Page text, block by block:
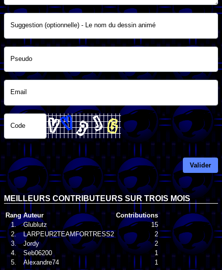
Suggestion (optionnelle) - Le nom du dessin animé
Pseudo
Email
Code
Valider
MEILLEURS CONTRIBUTEURS SUR TROIS MOIS
Rang Auteur
Contributions
1.
Glublutz
15
2.
LARPEUR2TEAMFORTRESS2
2
3.
Jordy
2
4.
Seb06200
1
5.
Alexandre74 1